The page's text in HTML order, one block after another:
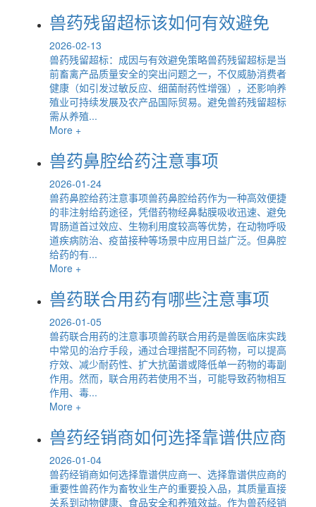
兽药残留超标该如何有效避免
2026-02-13
兽药残留超标：成因与有效避免策略兽药残留超标是当
前畜禽产品质量安全的突出问题之一，不仅威胁消费者
健康（如引发过敏反应、细菌耐药性增强），还影响养
殖业可持续发展及农产品国际贸易。避免兽药残留超标
需从养殖...
More +
兽药鼻腔给药注意事项
2026-01-24
兽药鼻腔给药注意事项兽药鼻腔给药作为一种高效便捷
的非注射给药途径，凭借药物经鼻黏膜吸收迅速、避免
胃肠道首过效应、生物利用度较高等优势，在动物呼吸
道疾病防治、疫苗接种等场景中应用日益广泛。但鼻腔
给药的有...
More +
兽药联合用药有哪些注意事项
2026-01-05
兽药联合用药的注意事项兽药联合用药是兽医临床实践
中常见的治疗手段，通过合理搭配不同药物，可以提高
疗效、减少耐药性、扩大抗菌谱或降低单一药物的毒副
作用。然而，联合用药若使用不当，可能导致药物相互
作用、毒...
More +
兽药经销商如何选择靠谱供应商
2026-01-04
兽药经销商如何选择靠谱供应商一、选择靠谱供应商的
重要性兽药作为畜牧业生产的重要投入品，其质量直接
关系到动物健康、食品安全和养殖效益。作为兽药经销